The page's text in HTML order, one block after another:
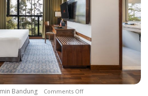
o
t
g
o
Bandung Comments Offo